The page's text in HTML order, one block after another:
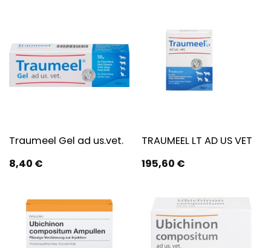
Traumeel Gel ad us.vet.
8,40 €
TRAUMEEL LT AD US VET
195,60 €